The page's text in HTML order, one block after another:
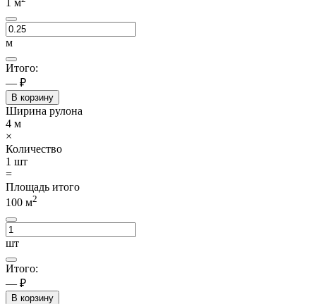
1 м
м
Итого:
— ₽
В корзину
Ширина рулона
4 м
×
Количество
1 шт
=
Площадь итого
100 м2
шт
Итого:
— ₽
В корзину